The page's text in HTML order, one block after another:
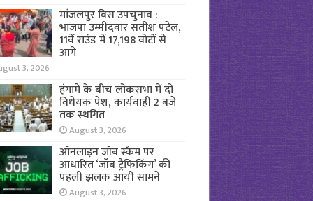
मांजलपुर विस उपचुनाव :
भाजपा उम्मीदवार सतीश पटेल,
11वें राउंड में 17,198 वोटों से
आगे
3, 2026
हंगामे के बीच लोकसभा में दो
विधेयक पेश, कार्यवाही 2 बजे
तक स्थगित
August 3, 2026
ऑनलाइन जॉब स्कैम पर
आधारित ‘जॉब ट्रैफिकिंग’ की
पहली झलक आयी सामने
August 3, 2026